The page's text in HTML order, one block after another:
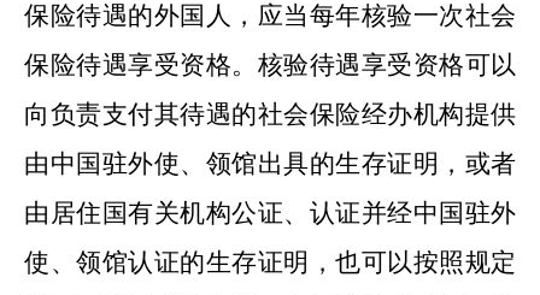
保险待遇的外国人，应当每年核验一次社会
保险待遇享受资格。核验待遇享受资格可以
向负责支付其待遇的社会保险经办机构提供
由中国驻外使、领馆出具的生存证明，或者
由居住国有关机构公证、认证并经中国驻外
使、领馆认证的生存证明 ，也可以按照规定